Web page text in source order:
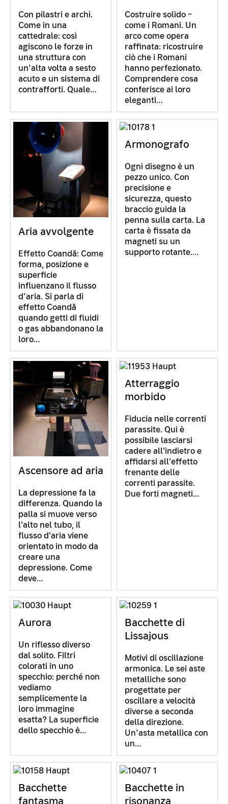
Con pilastri e archi.
Come in una
cattedrale: così
agiscono le forze in
una struttura con
un’alta volta a sesto
acuto e un sistema di
contrafforti. Quale…
Costruire solido –
come i Romani. Un
arco come opera
raffinata: ricostruire
ciò che i Romani
hanno perfezionato.
Comprendere cosa
conferisce ai loro
eleganti…
Aria avvolgente
Effetto Coandă: Come
forma, posizione e
superficie
influenzano il flusso
d’aria. Si parla di
effetto Coandă
quando getti di fluidi
o gas abbandonano la
loro…
Armonografo
Ogni disegno è un
pezzo unico. Con
precisione e
sicurezza, questo
braccio guida la
penna sulla carta. La
carta è fissata da
magneti su un
supporto rotante.…
Ascensore ad aria
La depressione fa la
differenza. Quando la
palla si muove verso
l'alto nel tubo, il
flusso d'aria viene
orientato in modo da
creare una
depressione. Come
deve…
Atterraggio
morbido
Fiducia nelle correnti
parassite. Qui è
possibile lasciarsi
cadere all'indietro e
affidarsi all'effetto
frenante delle
correnti parassite.
Due forti magneti…
Aurora
Un riflesso diverso
dal solito. Filtri
colorati in uno
specchio: perché non
vediamo
semplicemente la
loro immagine
esatta? La superficie
dello specchio è…
Bacchette di
Lissajous
Motivi di oscillazione
armonica. Le sei aste
metalliche sono
progettate per
oscillare a velocità
diverse a seconda
della direzione.
Un’asta metallica con
un…
Bacchette
fantasma
Bacchette in
risonanza